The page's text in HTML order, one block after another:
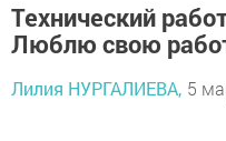
Технический
Люблю свою
Лилия НУРГАЛИЕВА, 5